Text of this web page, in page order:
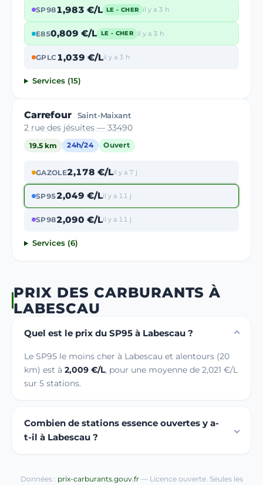
SP981,983 €/L LE - CHER il y a 3 h
E850,809 €/L LE - CHER il y a 3 h
GPLC1,039 €/Lil y a 3 h
Services (15)
Carrefour Saint-Maixant
2 rue des jésuites — 33490
19.5 km 24h/24 Ouvert
GAZOLE2,178 €/Lil y a 7 j
SP952,049 €/Lil y a 11 j
SP982,090 €/Lil y a 11 j
Services (6)
PRIX DES CARBURANTS À
LABESCAU
Quel est le prix du SP95 à Labescau ?
Le SP95 le moins cher à Labescau et alentours (20
km) est à 2,009 €/L, pour une moyenne de 2,021 €/L
sur 5 stations.
Combien de stations essence ouvertes y a-
t-il à Labescau ?
Données : prix-carburants.gouv.fr— Licence ouverte. Seules les